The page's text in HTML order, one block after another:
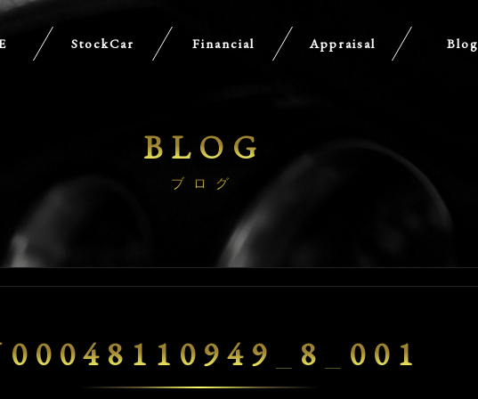
StockCar Financial Appraisal Blog
BLOG
ブログ